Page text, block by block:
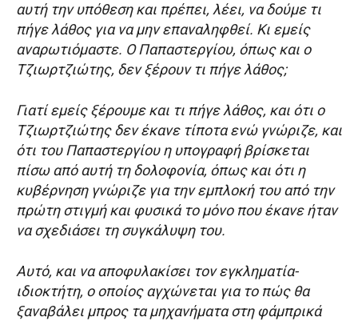
αυτή την υπόθεση και πρέπει, λέει, να δούμε τι
πήγε λάθος για να μην επαναληφθεί. Κι εμείς
αναρωτιόμαστε. Ο Παπαστεργίου, όπως και ο
Τζιωρτζιώτης, δεν ξέρουν τι πήγε λάθος;
Γιατί εμείς ξέρουμε και τι πήγε λάθος, και ότι ο
Τζιωρτζιώτης δεν έκανε τίποτα ενώ γνώριζε, και
ότι του Παπαστεργίου η υπογραφή βρίσκεται
πίσω από αυτή τη δολοφονία, όπως και ότι η
κυβέρνηση γνώριζε για την εμπλοκή του από την
πρώτη στιγμή και φυσικά το μόνο που έκανε ήταν
να σχεδιάσει τη συγκάλυψη του.
Αυτό, και να αποφυλακίσει τον εγκληματία-
ιδιοκτήτη, ο οποίος αγχώνεται για το πώς θα
ξαναβάλει μπρος τα μηχανήματα στη φάμπρικά